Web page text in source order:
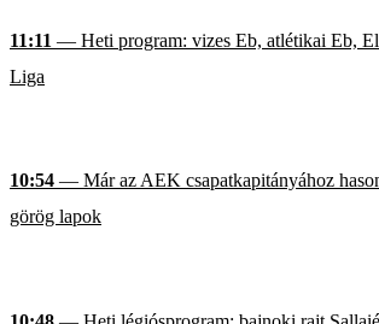
11:11 — Heti program: vizes Eb, atlétikai Eb,
Liga
10:54 — Már az AEK csapatkapitányához
görög lapok